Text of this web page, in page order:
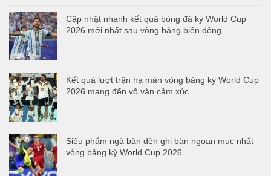
Cập nhật nhanh kết quả bóng đá kỳ World Cup
2026 mới nhất sau vòng bảng biến động
Kết quả lượt trận hạ màn vòng bảng kỳ World Cup
2026 mang đến vô vàn cảm xúc
Siêu phẩm ngả bàn đèn ghi bàn ngoạn mục nhất
vòng bảng kỳ World Cup 2026